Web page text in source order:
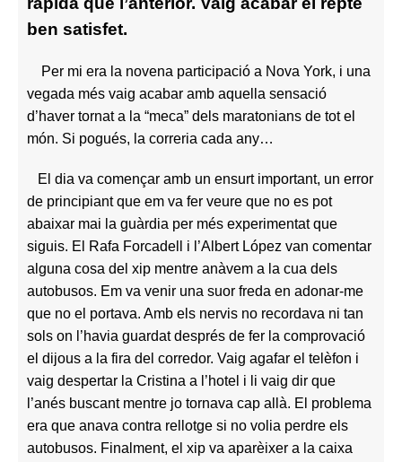
ben satisfet.
Per mi era la novena participació a Nova York, i una
vegada més vaig acabar amb aquella sensació
d’haver tornat a la “meca” dels maratonians de tot el
món. Si pogués, la correria cada any…
El dia va començar amb un ensurt important, un error
de principiant que em va fer veure que no es pot
abaixar mai la guàrdia per més experimentat que
siguis. El Rafa Forcadell i l’Albert López van comentar
alguna cosa del xip mentre anàvem a la cua dels
autobusos. Em va venir una suor freda en adonar-me
que no el portava. Amb els nervis no recordava ni tan
sols on l’havia guardat després de fer la comprovació
el dijous a la fira del corredor. Vaig agafar el telèfon i
vaig despertar la Cristina a l’hotel i li vaig dir que
l’anés buscant mentre jo tornava cap allà. El problema
era que anava contra rellotge si no volia perdre els
autobusos. Finalment, el xip va aparèixer a la caixa